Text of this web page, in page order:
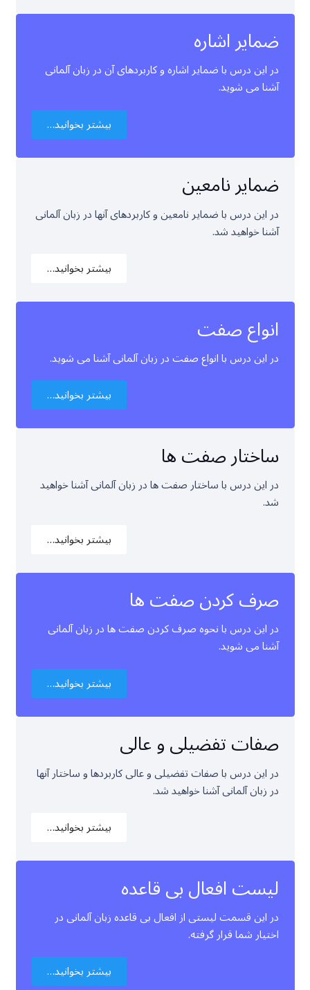
ضمایر اشاره
در این درس با ضمایر اشاره و کاربردهای آن در زبان آلمانی
آشنا می شوید.
بیشتر بخوانید…
ضمایر نامعین
در این درس با ضمایر نامعین و کاربردهای آنها در زبان آلمانی
آشنا خواهید شد.
بیشتر بخوانید…
انواع صفت
در این درس با انواع صفت در زبان آلمانی آشنا می شوید.
بیشتر بخوانید…
ساختار صفت ها
در این درس با ساختار صفت ها در زبان آلمانی آشنا خواهید
شد.
بیشتر بخوانید…
صرف کردن صفت ها
در این درس با نحوه صرف کردن صفت ها در زبان آلمانی
آشنا می شوید.
بیشتر بخوانید…
صفات تفضیلی و عالی
در این درس با صفات تفضیلی و عالی کاربردها و ساختار آنها
در زبان آلمانی آشنا خواهید شد.
بیشتر بخوانید…
لیست افعال بی قاعده
در این قسمت لیستی از افعال بی قاعده زبان آلمانی در
اختیار شما قرار گرفته.
بیشتر بخوانید…